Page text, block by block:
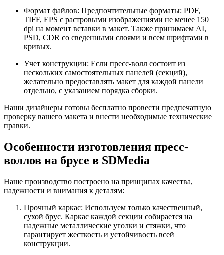
Формат файлов: Предпочтительные форматы: PDF,
TIFF, EPS с растровыми изображениями не менее 150
dpi на момент вставки в макет. Также принимаем AI,
PSD, CDR со сведенными слоями и всем шрифтами в
кривых.
Учет конструкции: Если пресс-волл состоит из
нескольких самостоятельных панелей (секций),
желательно предоставлять макет для каждой панели
отдельно, с указанием порядка сборки.
Наши дизайнеры готовы бесплатно провести предпечатную
проверку вашего макета и внести необходимые технические
правки.
Особенности изготовления пресс-
воллов на брусе в SDMedia
Наше производство построено на принципах качества,
надежности и внимания к деталям:
Прочный каркас: Используем только качественный,
сухой брус. Каркас каждой секции собирается на
надежные металлические уголки и стяжки, что
гарантирует жесткость и устойчивость всей
конструкции.